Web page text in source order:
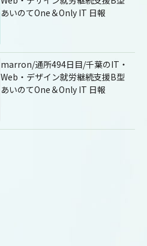
あいのてOne＆Only IT 日報
marron/通所494日目/千葉のIT・
Web・デザイン就労継続支援B型
あいのてOne＆Only IT 日報